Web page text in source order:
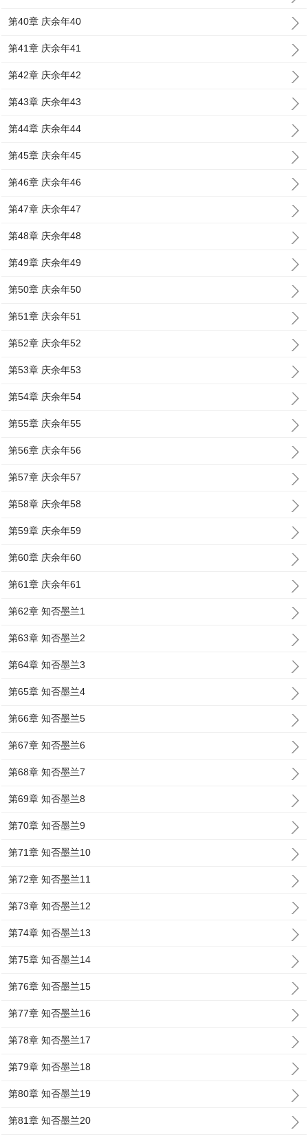
第40章 庆余年40
第41章 庆余年41
第42章 庆余年42
第43章 庆余年43
第44章 庆余年44
第45章 庆余年45
第46章 庆余年46
第47章 庆余年47
第48章 庆余年48
第49章 庆余年49
第50章 庆余年50
第51章 庆余年51
第52章 庆余年52
第53章 庆余年53
第54章 庆余年54
第55章 庆余年55
第56章 庆余年56
第57章 庆余年57
第58章 庆余年58
第59章 庆余年59
第60章 庆余年60
第61章 庆余年61
第62章 知否墨兰1
第63章 知否墨兰2
第64章 知否墨兰3
第65章 知否墨兰4
第66章 知否墨兰5
第67章 知否墨兰6
第68章 知否墨兰7
第69章 知否墨兰8
第70章 知否墨兰9
第71章 知否墨兰10
第72章 知否墨兰11
第73章 知否墨兰12
第74章 知否墨兰13
第75章 知否墨兰14
第76章 知否墨兰15
第77章 知否墨兰16
第78章 知否墨兰17
第79章 知否墨兰18
第80章 知否墨兰19
第81章 知否墨兰20